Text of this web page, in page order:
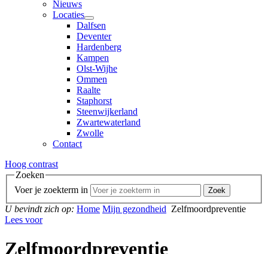
Nieuws
Locaties
Dalfsen
Deventer
Hardenberg
Kampen
Olst-Wijhe
Ommen
Raalte
Staphorst
Steenwijkerland
Zwartewaterland
Zwolle
Contact
Hoog contrast
Zoeken
Voer je zoekterm in
U bevindt zich op: Home Mijn gezondheid Zelfmoordpreventie
Lees voor
Zelfmoordpreventie